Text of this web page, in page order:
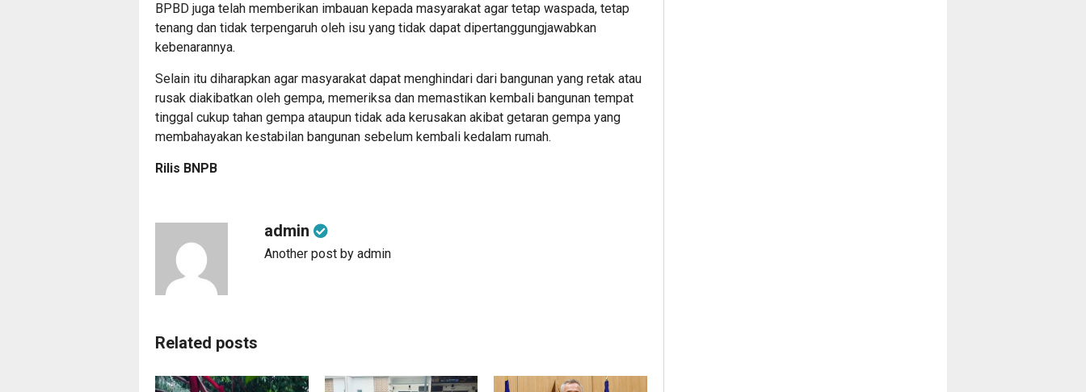
BPBD juga telah memberikan imbauan kepada masyarakat agar tetap waspada, tetap
tenang dan tidak terpengaruh oleh isu yang tidak dapat dipertanggungjawabkan
kebenarannya.
Selain itu diharapkan agar masyarakat dapat menghindari dari bangunan yang retak atau
rusak diakibatkan oleh gempa, memeriksa dan memastikan kembali bangunan tempat
tinggal cukup tahan gempa ataupun tidak ada kerusakan akibat getaran gempa yang
membahayakan kestabilan bangunan sebelum kembali kedalam rumah.
Rilis BNPB
admin
Another post by admin
Related posts